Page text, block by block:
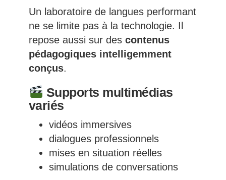
Un laboratoire de langues performant
ne se limite pas à la technologie. Il
repose aussi sur des contenus
pédagogiques intelligemment
conçus.
Supports multimédias
variés
vidéos immersives
dialogues professionnels
mises en situation réelles
simulations de conversations